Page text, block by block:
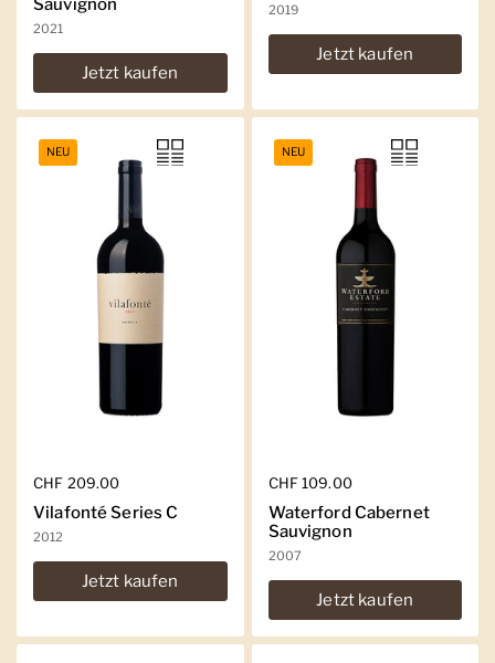
Sauvignon
2021
Jetzt kaufen
2019
Jetzt kaufen
Regulärer Preis
CHF 209.00
Vilafonté Series C
2012
Jetzt kaufen
NEU
Regulärer Preis
CHF 109.00
Waterford Cabernet
Sauvignon
2007
Jetzt kaufen
NEU